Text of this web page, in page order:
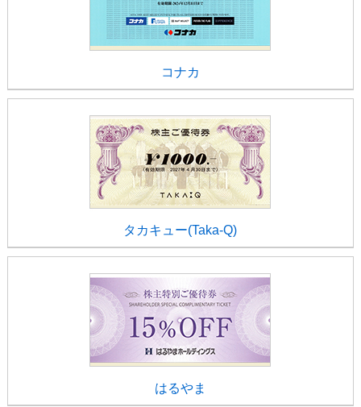
コナカ
タカキュー(Taka-Q)
はるやま